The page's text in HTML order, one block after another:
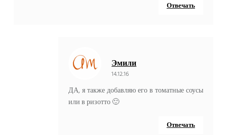
Отвечать
Эмили
14.12.16
ДА, я также добавляю его в томатные соусы
или в ризотто 🙂
Отвечать